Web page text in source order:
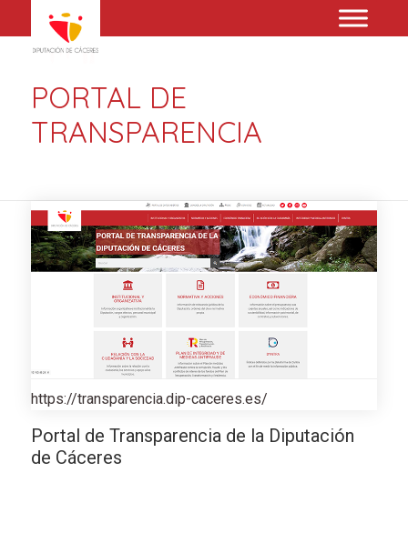
PORTAL DE
TRANSPARENCIA
https://transparencia.dip-caceres.es/
Portal de Transparencia de la Diputación
de Cáceres